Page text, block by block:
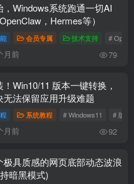
，Windows系统跑通一切AI
，Hermes等）
会员专属 技术支持 #
月前 79
Win10/11 版本一键转换，
无法保留应用升级难题
系统教程 # Windows11 # 版本
月前 92
极具质感的网页底部动态波浪
暗黑模式)